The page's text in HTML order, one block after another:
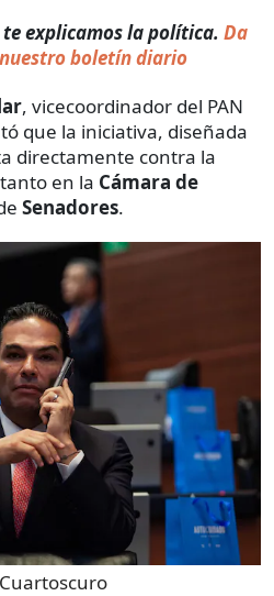
explicamos la política. Da
boletín diario
, vicecoordinador del PAN
que la iniciativa, diseñada
directamente contra la
en la Cámara de
Senadores.
Cuartoscuro